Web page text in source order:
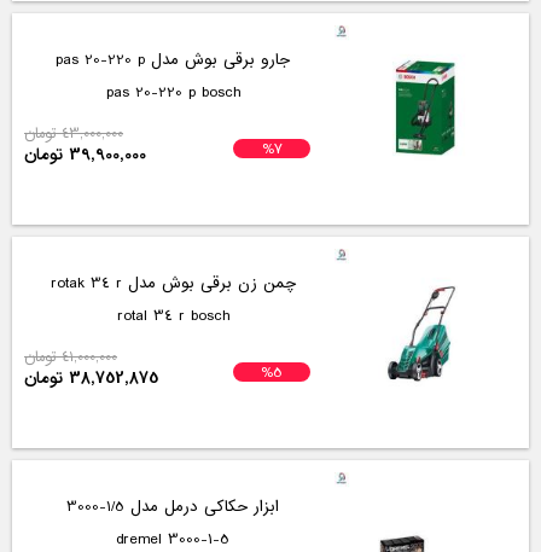
جارو برقی بوش مدل pas 20-220 p
pas 20-220 p bosch
%7
43,000,000 تومان
39,900,000 تومان
چمن زن برقی بوش مدل rotak 34 r
rotal 34 r bosch
%5
41,000,000 تومان
38,752,875 تومان
ابزار حکاکی درمل مدل 1/5-3000
3000-1-5 dremel